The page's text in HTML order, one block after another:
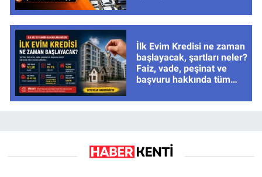
İlk Evim Kredisi ne zaman
başlayacak, şartları neler?
Faiz, vade, peşinat ve
başvuru hakkında tüm